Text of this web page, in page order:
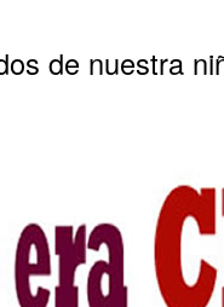
de nuestra